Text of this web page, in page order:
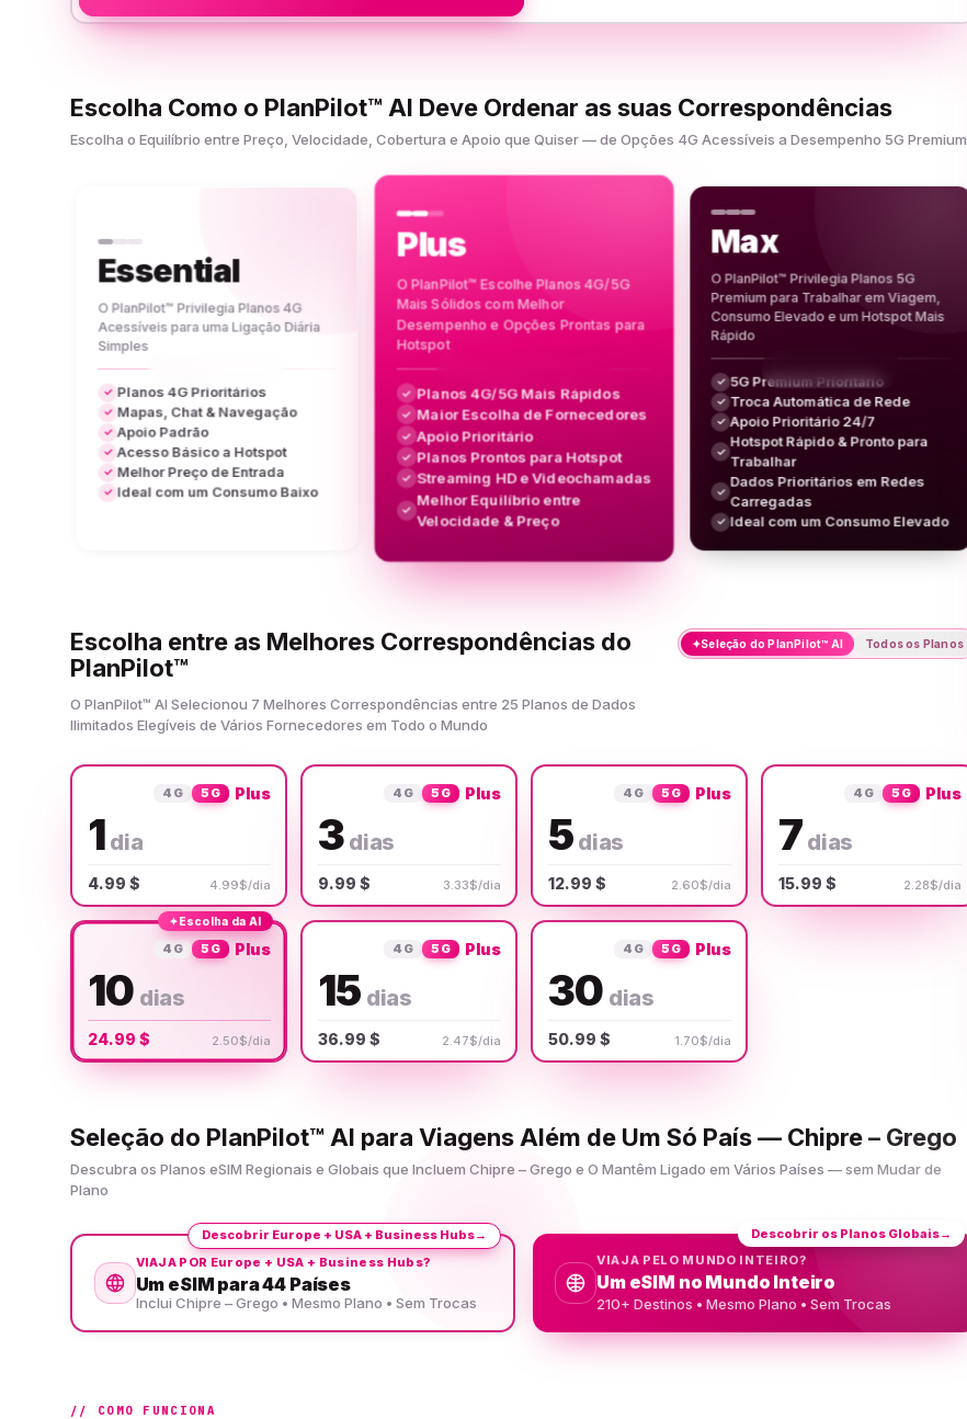
Escolha Como o PlanPilot™ AI Deve Ordenar as suas Correspondências
Escolha o Equilíbrio entre Preço, Velocidade, Cobertura e Apoio que Quiser — de Opções 4G Acessíveis a Desempenho 5G Premium
Essential
O PlanPilot™ Privilegia Planos 4G
Acessíveis para uma Ligação Diária
Simples
✓ Planos 4G Prioritários
✓ Mapas, Chat & Navegação
✓ Apoio Padrão
✓ Acesso Básico a Hotspot
✓ Melhor Preço de Entrada
✓ Ideal com um Consumo Baixo
Plus
O PlanPilot™ Escolhe Planos 4G/5G
Mais Sólidos com Melhor
Desempenho e Opções Prontas para
Hotspot
✓ Planos 4G/5G Mais Rápidos
✓ Maior Escolha de Fornecedores
✓ Apoio Prioritário
✓ Planos Prontos para Hotspot
✓ Streaming HD e Videochamadas
✓
Melhor Equilíbrio entre
Velocidade & Preço
Max
O PlanPilot™ Privilegia Planos 5G
Premium para Trabalhar em Viagem,
Consumo Elevado e um Hotspot Mais
Rápido
✓ 5G Premium Prioritário
✓ Troca Automática de Rede
✓ Apoio Prioritário 24/7
✓
Hotspot Rápido & Pronto para
Trabalhar
✓
Dados Prioritários em Redes
Carregadas
✓ Ideal com um Consumo Elevado
Escolha entre as Melhores Correspondências do
PlanPilot™
O PlanPilot™ AI Selecionou 7 Melhores Correspondências entre 25 Planos de Dados
Ilimitados Elegíveis de Vários Fornecedores em Todo o Mundo
✦Seleção do PlanPilot™ AI Todos os Planos
4G 5G Plus
1 dia
4.99 $ 4.99$/dia
4G 5G Plus
3 dias
9.99 $ 3.33$/dia
4G 5G Plus
5 dias
12.99 $ 2.60$/dia
4G 5G Plus
7 dias
15.99 $ 2.28$/dia
✦Escolha da AI
4G 5G Plus
10 dias
24.99 $ 2.50$/dia
4G 5G Plus
15 dias
36.99 $ 2.47$/dia
4G 5G Plus
30 dias
50.99 $ 1.70$/dia
Seleção do PlanPilot™ AI para Viagens Além de Um Só País — Chipre – Grego
Descubra os Planos eSIM Regionais e Globais que Incluem Chipre – Grego e O Mantêm Ligado em Vários Países — sem Mudar de
Plano
VIAJA POR Europe + USA + Business Hubs?
Um eSIM para 44 Países
Inclui Chipre – Grego • Mesmo Plano • Sem Trocas
Descobrir Europe + USA + Business Hubs→
VIAJA PELO MUNDO INTEIRO?
Um eSIM no Mundo Inteiro
210+ Destinos • Mesmo Plano • Sem Trocas
Descobrir os Planos Globais→
// COMO FUNCIONA